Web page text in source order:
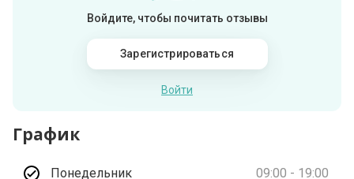
Войдите, чтобы почитать отзывы
Зарегистрироваться
Войти
График
Понедельник 09:00 - 19:00